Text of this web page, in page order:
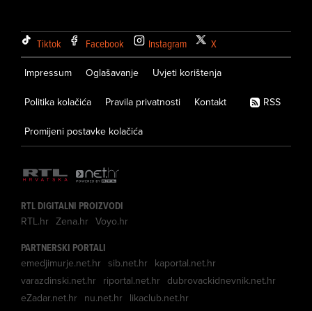
Tiktok Facebook Instagram X
Impressum Oglašavanje Uvjeti korištenja
Politika kolačića Pravila privatnosti Kontakt
Promijeni postavke kolačića
RSS
RTL DIGITALNI PROIZVODI
RTL.hr Zena.hr Voyo.hr
PARTNERSKI PORTALI
emedjimurje.net.hr sib.net.hr kaportal.net.hr
varazdinski.net.hr riportal.net.hr dubrovackidnevnik.net.hr
eZadar.net.hr nu.net.hr likaclub.net.hr